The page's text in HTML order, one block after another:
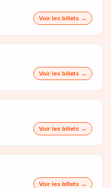
Voir les billets →
Voir les billets →
Voir les billets →
Voir les billets →